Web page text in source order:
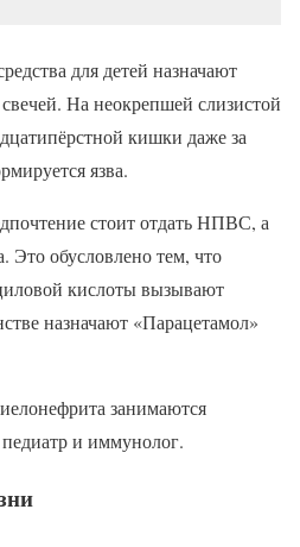
для детей назначают
На неокрепшей слизистой
кишки даже за
язва.
стоит отдать НПВС, а
Это обусловлено тем, что
кислоты вызывают
назначают «Парацетамол»
занимаются
педиатр и иммунолог.